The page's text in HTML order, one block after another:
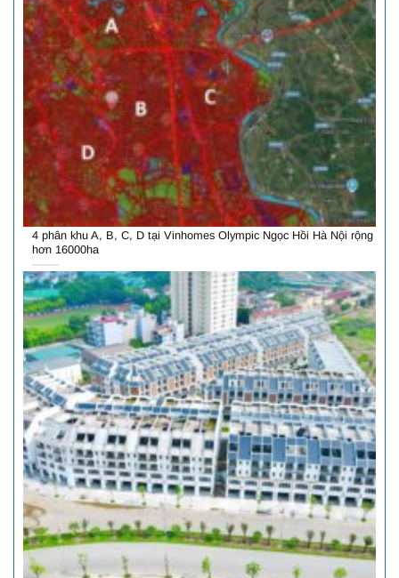
4 phân khu A, B, C, D tại Vinhomes Olympic Ngọc Hồi Hà Nội rộng
hơn 16000ha